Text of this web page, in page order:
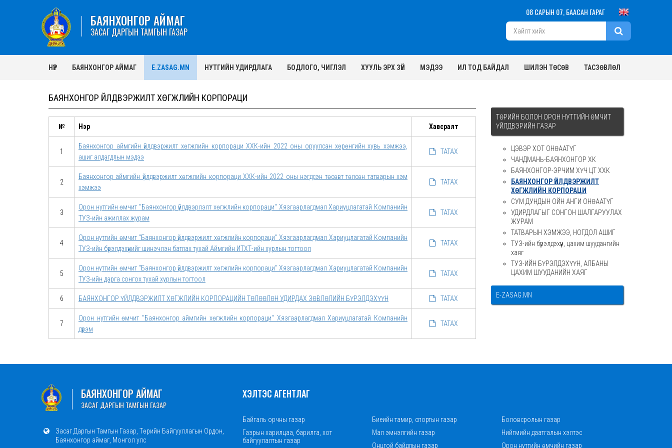
БАЯНХОНГОР АЙМАГ
ЗАСАГ ДАРГЫН ТАМГЫН ГАЗАР
08 САРЫН 07, БААСАН ГАРАГ
НҮҮР БАЯНХОНГОР АЙМАГ E.ZASAG.MN НУТГИЙН УДИРДЛАГА БОДЛОГО, ЧИГЛЭЛ ХУУЛЬ ЭРХ ЗҮЙ МЭДЭЭ ИЛ ТОД БАЙДАЛ ШИЛЭН ТӨСӨВ ТАСЗӨВЛӨЛ
БАЯНХОНГОР ҮЙЛДВЭРЖИЛТ ХӨГЖЛИЙН КОРПОРАЦИ
№ Нэр Хавсралт
1
Баянхонгор аймгийн үйлдвэржилт хөгжлийн корпораци ХХК-ийн 2022 оны оруулсан хөрөнгийн хувь хэмжээ,
ашиг алдагдлын мэдээ
ТАТАХ
2
Баянхонгор аймгийн үйлдвэржилт хөгжлийн корпораци ХХК-ийн 2022 оны нэгдсэн төсөвт төлсөн татварын хэм
хэмжээ
ТАТАХ
3
Орон нутгийн өмчит "Баянхонгор үйлдвэрлэлт хөгжлийн корпораци" Хязгаарлагдмал Хариуцлагатай Компанийн
ТУЗ-ийн ажиллах журам
ТАТАХ
4
Орон нутгийн өмчит "Баянхонгор үйлдвэржилт хөгжлийн корпораци" Хязгаарлагдмал Хариуцлагатай Компанийн
ТУЗ-ийн бүрэлдэхүүнийг шинэчлэн батлах тухай Аймгийн ИТХТ-ийн хурлын тогтоол
ТАТАХ
5
Орон нутгийн өмчит "Баянхонгор үйлдвэржилт хөгжлийн корпораци" Хязгаарлагдмал Хариуцлагатай Компанийн
ТУЗ-ийн дарга сонгох тухай хурлын тогтоол
ТАТАХ
6 БАЯНХОНГОР ҮЙЛДВЭРЖИЛТ ХӨГЖЛИЙН КОРПОРАЦИЙН ТӨЛӨӨЛӨН УДИРДАХ ЗӨВЛӨЛИЙН БҮРЭЛДЭХҮҮН ТАТАХ
7
Орон нутгийн өмчит "Баянхонгор аймгийн хөгжлийн корпораци" Хязгаарлагдмал Хариуцлагатай Компанийн
дүрэм
ТАТАХ
ТӨРИЙН БОЛОН ОРОН НУТГИЙН ӨМЧИТ
ҮЙЛДВЭРИЙН ГАЗАР
ЦЭВЭР ХОТ ОНӨААТҮГ
ЧАНДМАНЬ-БАЯНХОНГОР ХК
БАЯНХОНГОР-ЭРЧИМ ХҮЧ ЦТ ХХК
БАЯНХОНГОР ҮЙЛДВЭРЖИЛТ
ХӨГЖЛИЙН КОРПОРАЦИ
СУМ ДУНДЫН ОЙН АНГИ ОНӨААТҮГ
УДИРДЛАГЫГ СОНГОН ШАЛГАРУУЛАХ
ЖУРАМ
ТАТВАРЫН ХЭМЖЭЭ, НОГДОЛ АШИГ
ТУЗ-ийн бүрэлдэхүүн, цахим шуудангийн
хаяг
ТУЗ-ИЙН БҮРЭЛДЭХҮҮН, АЛБАНЫ
ЦАХИМ ШУУДАНИЙН ХАЯГ
Е-ZASAG.MN
БАЯНХОНГОР АЙМАГ
ЗАСАГ ДАРГЫН ТАМГЫН ГАЗАР
Засаг Даргын Тамгын Газар, Төрийн Байгууллагын Ордон,
Баянхонгор аймаг, Монгол улс
ХЭЛТЭС АГЕНТЛАГ
Байгаль орчны газар Биеийн тамир, спортын газар
Боловсролын газар
Газрын харилцаа, барилга, хот
байгуулалтын газар
Мал эмнэлгийн газар
Нийгмийн даатгалын хэлтэс
Онцгой байдлын газар
Орон нутгийн өмчийн газар